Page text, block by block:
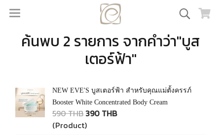
ค้นพบ 2 รายการ จากคำว่า"บูส
เตอร์ฟ้า"
NEW EVE'S บูสเตอร์ฟ้า สำหรับคุณแม่ตั้งครรภ์
Booster White Concentrated Body Cream
590 THB 390 THB
(Product)